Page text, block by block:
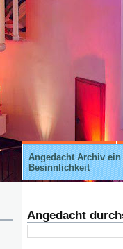
Angedacht Archiv
Besinnlichkeit
Angedacht